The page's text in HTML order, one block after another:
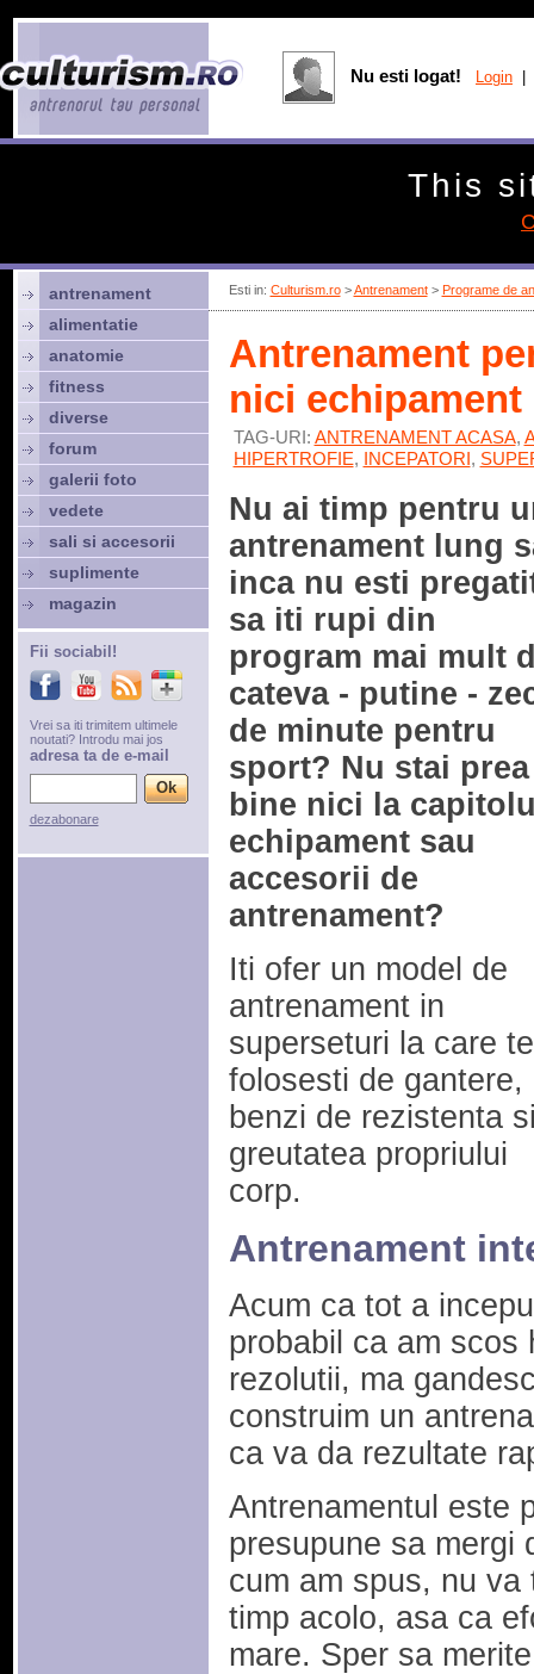
Esti in: Culturism.ro>Antrenament> Programe de
Antrenament
nici echipament
TAG-URI: ANTRENAMENT ACASA,
HIPERTROFIE, INCEPATORI,
Nu ai timp pentru
antrenament lung
inca nu esti
sa iti rupi din
program mai mult
cateva - putine -
de minute pentru
sport? Nu stai prea
bine nici la
echipament sau
accesorii de
antrenament?
Iti ofer un model de
antrenament in
superseturi la care te
folosesti de gantere,
benzi de rezistenta
greutatea propriului
corp.
Antrenament
Acum ca tot a
probabil ca am scos
rezolutii, ma
construim un
ca va da rezultate
Antrenamentul este
presupune sa mergi
cum am spus, nu
timp acolo, asa ca
mare. Sper sa
antrenament
alimentatie
anatomie
fitness
diverse
forum
galerii foto
vedete
sali si accesorii
suplimente
magazin
Fii sociabil!
Vrei sa iti trimitem ultimele
noutati? Introdu mai jos
adresa ta de e-mail
dezabonare
Nu esti logat! Login
This